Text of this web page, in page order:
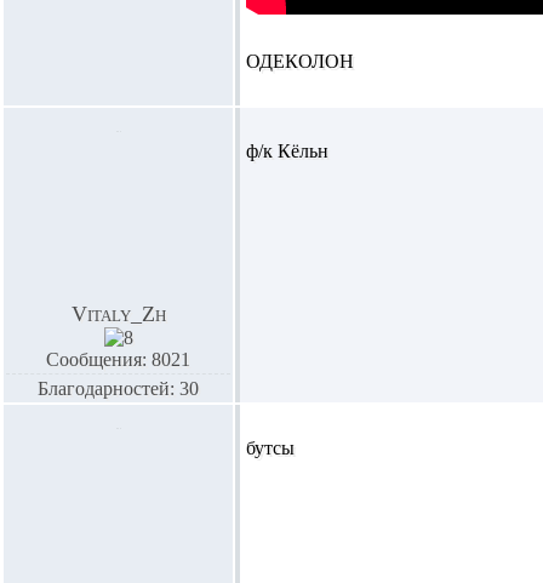
ОДЕКОЛОН
Vitaly_Zh
Сообщения: 8021
Благодарностей: 30
ф/к Кёльн
бутсы